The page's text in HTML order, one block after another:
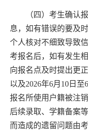
（四）考生确认
息，如有错误的要及
个人核对不细致导致
考报名后，如有发生
向报名点及时提出更
以及2026年6月 10 日至6
报名所使用户籍被注
后续录取、学籍备案等
而造成的遗留问题由